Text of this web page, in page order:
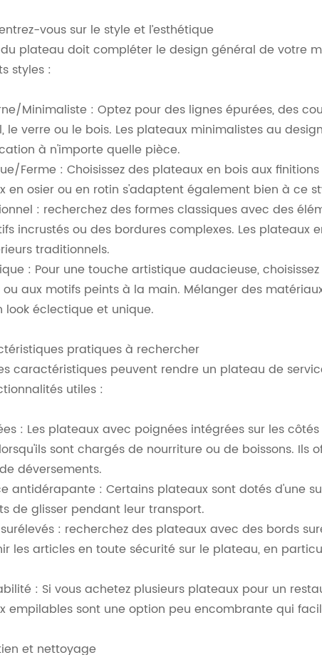
vous sur le style et l’esthétique
du plateau doit compléter le design général de votre
styles :
Minimaliste : Optez pour des lignes épurées, des
le verre ou le bois. Les plateaux minimalistes au
à n'importe quelle pièce.
Ferme : Choisissez des plateaux en bois aux
en osier ou en rotin s'adaptent également bien à ce
: recherchez des formes classiques avec des
incrustés ou des bordures complexes. Les
traditionnels.
: Pour une touche artistique audacieuse,
ou aux motifs peints à la main. Mélanger des
look éclectique et unique.
pratiques à rechercher
caractéristiques peuvent rendre un plateau de
utiles :
: Les plateaux avec poignées intégrées sur les
sont chargés de nourriture ou de boissons. Ils
déversements.
antidérapante : Certains plateaux sont dotés d'une
de glisser pendant leur transport.
: recherchez des plateaux avec des bords
les articles en toute sécurité sur le plateau, en
: Si vous achetez plusieurs plateaux pour un
empilables sont une option peu encombrante qui
et nettoyage